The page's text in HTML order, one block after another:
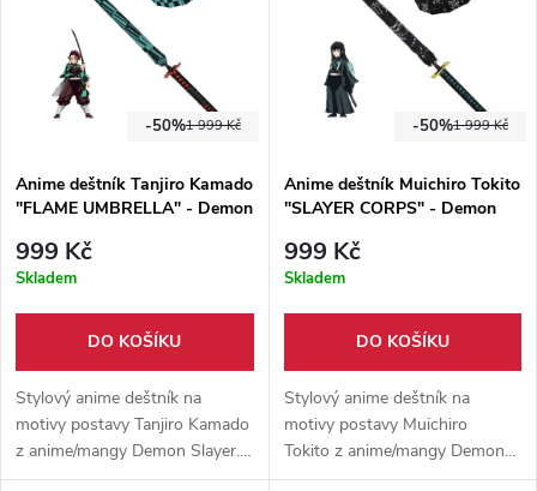
1 999 Kč
-50%
Anime deštník Tanjiro Kamado
"FLAME UMBRELLA" - Demon
999 Kč
Skladem
DO KOŠÍKU
Stylový anime deštník na
motivy postavy Tanjiro Kamado
z anime/mangy Demon Slayer.
Automatické otevírání, kovová
1 999 Kč
-50%
Anime deštník Muichiro Tokito
"SLAYER CORPS" - Demon
999 Kč
Skladem
DO KOŠÍKU
Stylový anime deštník na
motivy postavy Muichiro
Tokito z anime/mangy Demon
Slayer. Automatické otevírání,